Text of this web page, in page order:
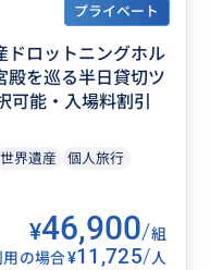
プライベート
ドロットニングホル
を巡る半日貸切ツ
可能・入場料割引
世界遺産 個人旅行
¥46,900/組
の場合¥11,725/人